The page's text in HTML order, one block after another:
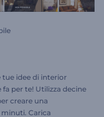
tue idee di interior
per te! Utilizza decine
creare una
Carica